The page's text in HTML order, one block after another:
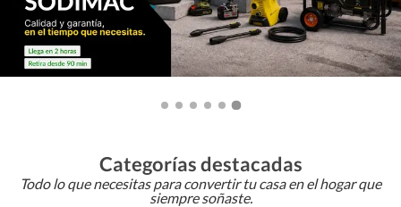
Categorías destacadas
Todo lo que necesitas para convertir tu casa en el hogar que
siempre soñaste.